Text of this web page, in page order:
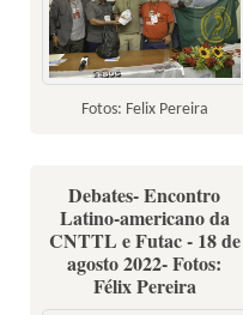
Fotos: Felix Pereira
Debates- Encontro
Latino-americano da
CNTTL e Futac - 18 de
agosto 2022- Fotos:
Félix Pereira